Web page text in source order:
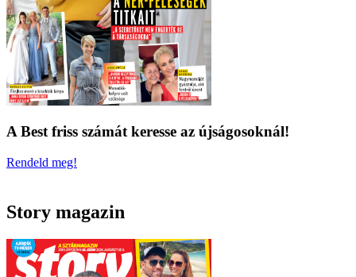
A Best friss számát keresse az újságosoknál!
Rendeld meg!
Story magazin